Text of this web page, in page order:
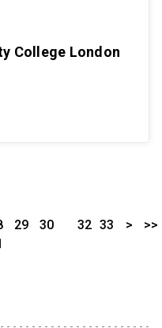
College London
29
30
32 33 > >>